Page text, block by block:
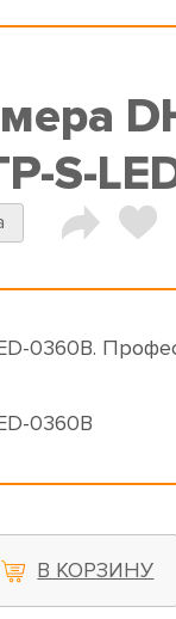
S-
0360B.
0360B
В КОРЗИНУ